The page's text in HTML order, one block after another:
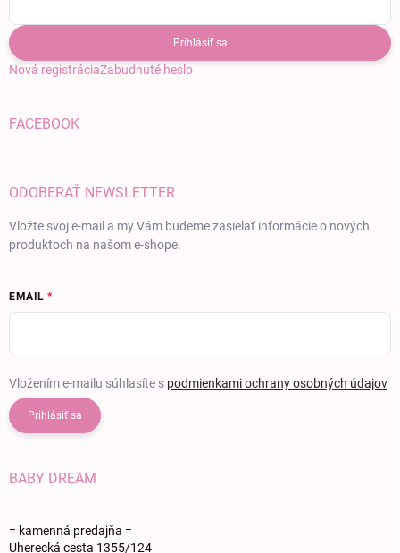
Prihlásiť sa
Nová registráciaZabudnuté heslo
FACEBOOK
ODOBERAŤ NEWSLETTER
Vložte svoj e-mail a my Vám budeme zasielať informácie o nových
produktoch na našom e-shope.
EMAIL
Vložením e-mailu súhlasíte s podmienkami ochrany osobných údajov
Prihlásiť sa
BABY DREAM
= kamenná predajňa =
Uherecká cesta 1355/124